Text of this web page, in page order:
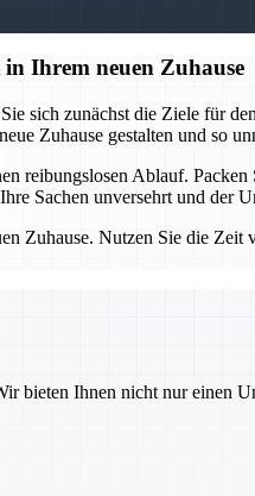
in Ihrem neuen Zuhause
sich zunächst die Ziele für
Zuhause gestalten und so
reibungslosen Ablauf.
Sachen unversehrt und der
Zuhause. Nutzen Sie die
bieten Ihnen nicht nur einen